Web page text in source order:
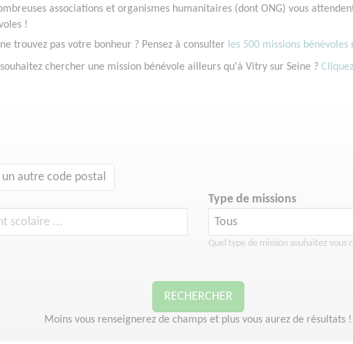
associations et organismes humanitaires (dont ONG) vous
!
trouvez pas votre bonheur ? Pensez à consulter les 500 missions
chercher une mission bénévole ailleurs qu'à Vitry sur Seine ?
autre code postal
Type de missions
Quel type de mission souhaitez vous
RECHERCHER
Moins vous renseignerez de champs et plus vous aurez de résultats !